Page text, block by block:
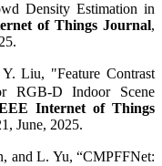
Density Estimation in
of Things Journal,
Liu, "Feature Contrast
RGB-D Indoor Scene
Internet of Things
June, 2025.
and L. Yu, “CMPFFNet: